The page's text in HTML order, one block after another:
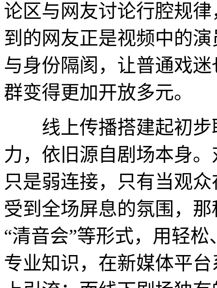
论区与网友讨论行腔规
到的网友正是视频中的
与身份隔阂，让普通戏
群变得更加开放多元。
线上传播搭建起初步
力，依旧源自剧场本身
只是弱连接，只有当观
受到全场屏息的氛围，
“清音会”等形式，用轻
专业知识，在新媒体平